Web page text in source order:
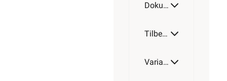
Dokumentasjon
Tilbehør
Varianter av artikkel